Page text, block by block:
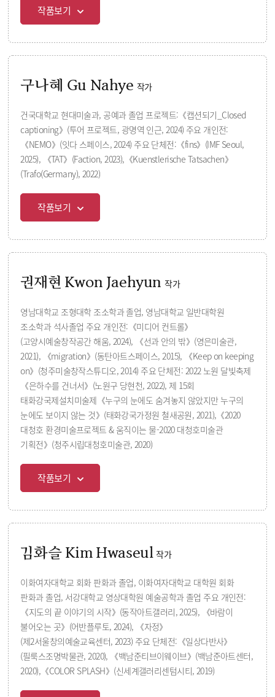
작품보기
구나혜 Gu Nahye 작가
건국대학교 현대미술과, 공예과 졸업 프로젝트:《캡션되기_Closed
captioning》(투어 프로젝트, 광명역 인근, 2024) 주요 개인전:
《NEMO》(잇다 스페이스, 2024) 주요 단체전:《fins》(IMF Seoul,
2025), 《TAT》(Faction, 2023),《Kuenstlerische Tatsachen》
(Trafo(Germany), 2022)
작품보기
권재현 Kwon Jaehyun 작가
영남대학교 조형대학 조소학과 졸업, 영남대학교 일반대학원
조소학과 석사졸업 주요 개인전:《미디어 컨트롤》
(고양시예술창작공간 해움, 2024), 《선과 안의 밖》(영은미술관,
2021), 《migration》(동탄아트스페이스, 2015), 《Keep on keeping
on》(청주미술창작스튜디오, 2014) 주요 단체전: 2022 노원 달빛축제
《은하수를 건너서》(노원구 당현천, 2022), 제 15회
태화강국제설치미술제《누구의 눈에도 숨겨놓지 않았지만 누구의
눈에도 보이지 않는 것》(태화강국가정원 철새공원, 2021),《2020
대청호 환경미술프로젝트 & 움직이는 물-2020 대청호미술관
기획전》(청주시립대청호미술관, 2020)
작품보기
김화슬 Kim Hwaseul 작가
이화여자대학교 회화 판화과 졸업, 이화여자대학교 대학원 회화
판화과 졸업, 서강대학교 영상대학원 예술공학과 졸업 주요 개인전:
《지도의 끝 이야기의 시작》(동작아트갤러리, 2025), 《바람이
불어오는 곳》(어반플루토, 2024), 《자정》
(제2서울창의예술교육센터, 2023) 주요 단체전:《일상다반사》
(필룩스조명박물관, 2020), 《백남준티브이웨이브》(백남준아트센터,
2020),《COLOR SPLASH》(신세계갤러리센텀시티, 2019)